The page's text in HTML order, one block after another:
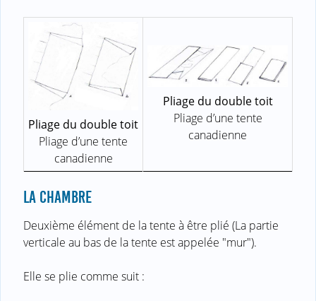
Pliage du double toit
Pliage d’une tente
canadienne
Pliage du double toit
Pliage d’une tente
canadienne
LA CHAMBRE
Deuxième élément de la tente à être plié (La partie
verticale au bas de la tente est appelée "mur").
Elle se plie comme suit :